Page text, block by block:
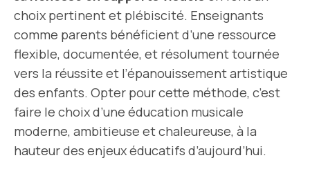
choix pertinent et plébiscité. Enseignants
comme parents bénéficient d’une ressource
flexible, documentée, et résolument tournée
vers la réussite et l’épanouissement artistique
des enfants. Opter pour cette méthode, c’est
faire le choix d’une éducation musicale
moderne, ambitieuse et chaleureuse, à la
hauteur des enjeux éducatifs d’aujourd’hui.